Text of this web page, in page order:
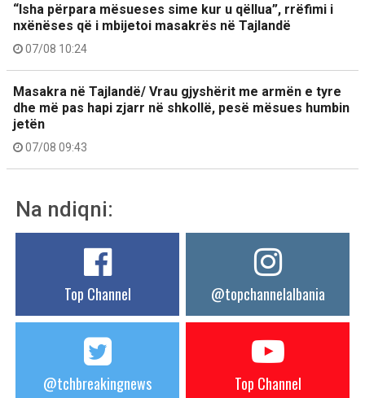
“Isha përpara mësueses sime kur u qëllua”, rrëfimi i
nxënëses që i mbijetoi masakrës në Tajlandë
07/08 10:24
Masakra në Tajlandë/ Vrau gjyshërit me armën e tyre
dhe më pas hapi zjarr në shkollë, pesë mësues humbin
jetën
07/08 09:43
Na ndiqni:
Top Channel @topchannelalbania
@tchbreakingnews Top Channel